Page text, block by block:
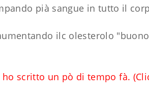
pià sangue in tutto il
ilc olesterolo
scritto un pò di tempo fà.